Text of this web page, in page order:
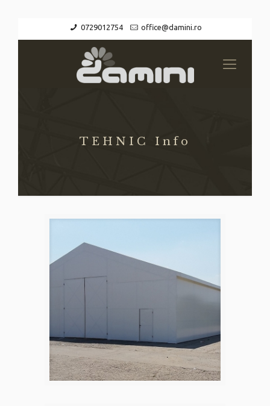
0729012754 office@damini.ro
TEHNIC Info